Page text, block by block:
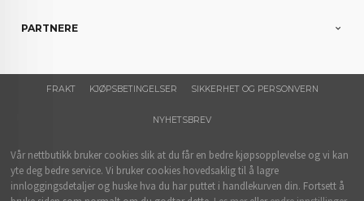
PARTNERE
FRAKT KJØPSBETINGELSER SIKKERHET OG PERSONVERN
NYHETSBREV
Vår nettbutikk bruker cookies slik at du får en bedre kjøpsopplevelse og vi kan
yte deg bedre service. Vi bruker cookies hovedsaklig til å lagre
innloggingsdetaljer og huske hva du har puttet i handlekurven din. Fortsett å